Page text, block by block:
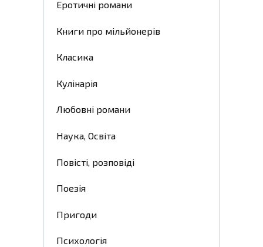
Еротичні романи
Книги про мільйонерів
Класика
Кулінарія
Любовні романи
Наука, Освіта
Повісті, розповіді
Поезія
Пригоди
Психологія